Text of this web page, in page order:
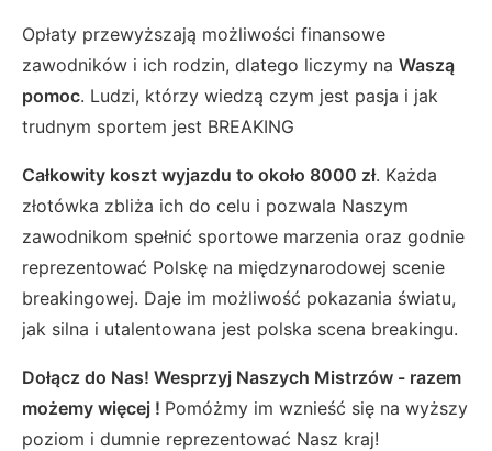
Opłaty przewyższają możliwości finansowe
zawodników i ich rodzin, dlatego liczymy na Waszą
pomoc. Ludzi, którzy wiedzą czym jest pasja i jak
trudnym sportem jest BREAKING
Całkowity koszt wyjazdu to około 8000 zł. Każda
złotówka zbliża ich do celu i pozwala Naszym
zawodnikom spełnić sportowe marzenia oraz godnie
reprezentować Polskę na międzynarodowej scenie
breakingowej. Daje im możliwość pokazania światu,
jak silna i utalentowana jest polska scena breakingu.
Dołącz do Nas! Wesprzyj Naszych Mistrzów - razem
możemy więcej ! Pomóżmy im wznieść się na wyższy
poziom i dumnie reprezentować Nasz kraj!